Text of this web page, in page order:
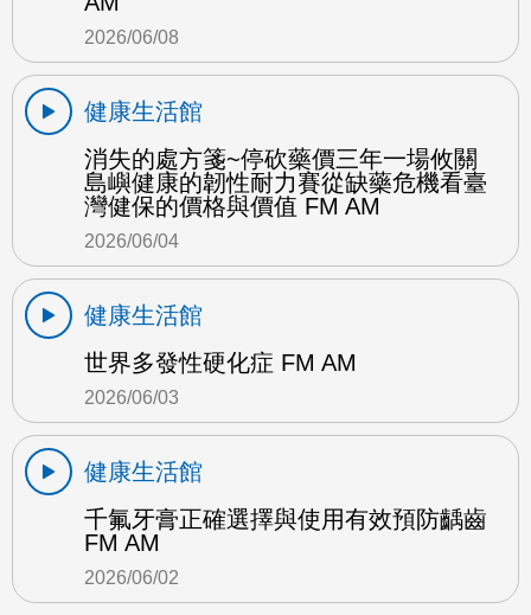
2026/06/08
健康生活館
消失的處方箋~停砍藥價三年一場攸關
島嶼健康的韌性耐力賽從缺藥危機看臺
灣健保的價格與價值 FM AM
2026/06/04
健康生活館
世界多發性硬化症 FM AM
2026/06/03
健康生活館
千氟牙膏正確選擇與使用有效預防齲齒
FM AM
2026/06/02